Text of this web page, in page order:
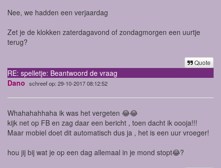
Nee, we hadden een verjaardag
Zet je de klokken zaterdagavond of zondagmorgen een uurtje
terug?
Quote
RE: spelletje: Beantwoord de vraag
Dano schreef op: 29-10-2017 08:12:52
Whahahahhaha ik was het vergeten 😂😂
kijk net op FB en zag daar een bericht , toen dacht ik oooja!!!
Maar mobiel doet dit automatisch dus ja , het is een uur vroeger!
hou jij bij wat je op een dag allemaal in je mond stopt😂?